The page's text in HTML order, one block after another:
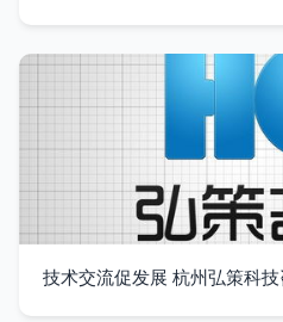
技术交流促发展 杭州弘策科